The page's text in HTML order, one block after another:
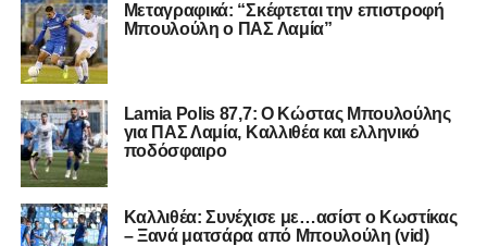
Μεταγραφικά: “Σκέφτεται την επιστροφή
Μπουλούλη ο ΠΑΣ Λαμία”
Lamia Polis 87,7: Ο Κώστας Μπουλούλης
για ΠΑΣ Λαμία, Καλλιθέα και ελληνικό
ποδόσφαιρο
Καλλιθέα: Συνέχισε με…ασίστ ο Κωστίκας
– Ξανά ματσάρα από Μπουλούλη (vid)